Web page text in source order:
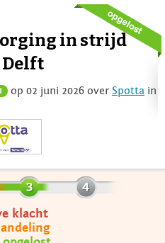
in strijd
op 02 juni 2026 over Spotta in
klacht